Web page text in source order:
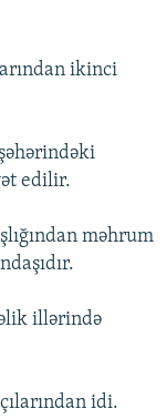
ikinci
edilir.
məhrum
illərində
idi.